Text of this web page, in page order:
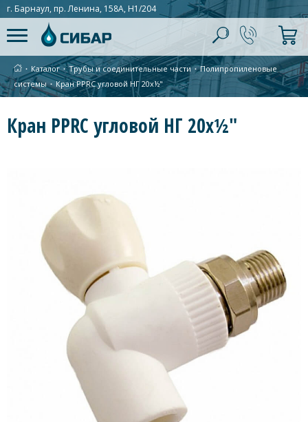
г. Барнаул, пр. Ленина, 158А, Н1/204
∙ Каталог ∙Трубы и соединительные части ∙Полипропиленовые
системы ∙Кран PPRC угловой НГ 20x½"
Кран PPRC угловой НГ 20x½"